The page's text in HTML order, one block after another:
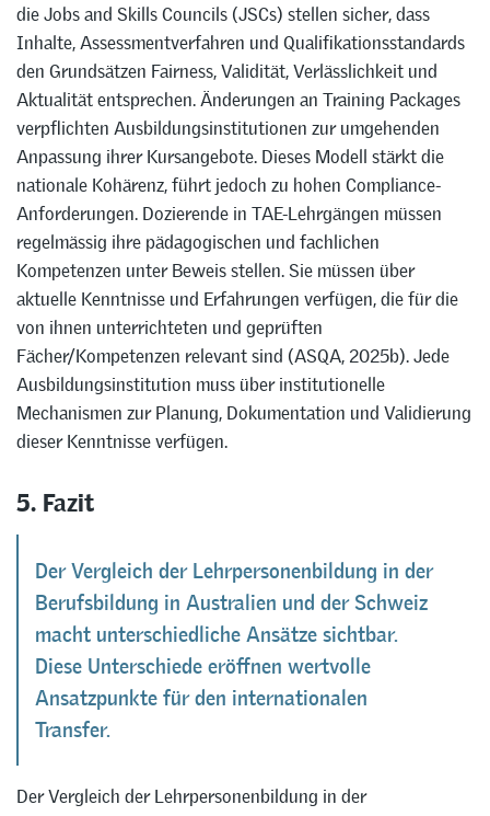
die Jobs and Skills Councils (JSCs) stellen sicher, dass
Inhalte, Assessmentverfahren und Qualifikationsstandards
den Grundsätzen Fairness, Validität, Verlässlichkeit und
Aktualität entsprechen. Änderungen an Training Packages
verpflichten Ausbildungsinstitutionen zur umgehenden
Anpassung ihrer Kursangebote. Dieses Modell stärkt die
nationale Kohärenz, führt jedoch zu hohen Compliance-
Anforderungen. Dozierende in TAE-Lehrgängen müssen
regelmässig ihre pädagogischen und fachlichen
Kompetenzen unter Beweis stellen. Sie müssen über
aktuelle Kenntnisse und Erfahrungen verfügen, die für die
von ihnen unterrichteten und geprüften
Fächer/Kompetenzen relevant sind (ASQA, 2025b). Jede
Ausbildungsinstitution muss über institutionelle
Mechanismen zur Planung, Dokumentation und Validierung
dieser Kenntnisse verfügen.
5. Fazit
Der Vergleich der Lehrpersonenbildung in der
Berufsbildung in Australien und der Schweiz
macht unterschiedliche Ansätze sichtbar.
Diese Unterschiede eröffnen wertvolle
Ansatzpunkte für den internationalen
Transfer.
Der Vergleich der Lehrpersonenbildung in der